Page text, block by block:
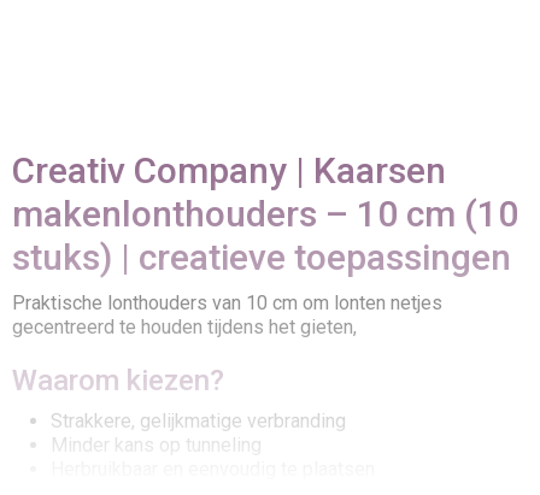
Creativ Company | Kaarsen
makenlonthouders – 10 cm (10
stuks) | creatieve toepassingen
Praktische lonthouders van 10 cm om lonten netjes
gecentreerd te houden tijdens het gieten,
Waarom kiezen?
Strakkere, gelijkmatige verbranding
Minder kans op tunneling